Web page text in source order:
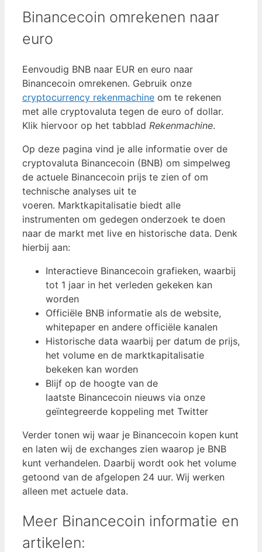
Binancecoin omrekenen naar
euro
Eenvoudig BNB naar EUR en euro naar
Binancecoin omrekenen. Gebruik onze
cryptocurrency rekenmachine om te rekenen
met alle cryptovaluta tegen de euro of dollar.
Klik hiervoor op het tabblad Rekenmachine.
Op deze pagina vind je alle informatie over de
cryptovaluta Binancecoin (BNB) om simpelweg
de actuele Binancecoin prijs te zien of om
technische analyses uit te
voeren. Marktkapitalisatie biedt alle
instrumenten om gedegen onderzoek te doen
naar de markt met live en historische data. Denk
hierbij aan:
Interactieve Binancecoin grafieken, waarbij
tot 1 jaar in het verleden gekeken kan
worden
Officiële BNB informatie als de website,
whitepaper en andere officiële kanalen
Historische data waarbij per datum de prijs,
het volume en de marktkapitalisatie
bekeken kan worden
Blijf op de hoogte van de
laatste Binancecoin nieuws via onze
geïntegreerde koppeling met Twitter
Verder tonen wij waar je Binancecoin kopen kunt
en laten wij de exchanges zien waarop je BNB
kunt verhandelen. Daarbij wordt ook het volume
getoond van de afgelopen 24 uur. Wij werken
alleen met actuele data.
Meer Binancecoin informatie en
artikelen: